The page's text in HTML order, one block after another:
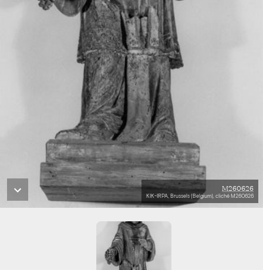
M260626
KIK-IRPA, Brussels (Belgium), cliché M260626